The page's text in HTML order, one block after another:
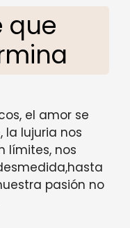
que
el amor se
la lujuria nos
límites, nos
pasión no